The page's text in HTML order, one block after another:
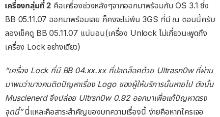
เครื่องกลุ่มที่ 2 คือเครื่องช่วงหลังๆจากออกมาพร้อมกับ OS 3.1 ซึ่ง
BB 05.11.07 ออกมาพร้อมเลย ก็คงจะไม่พ้น 3GS ที่มี ณ ตอนนี้ครับ
ลองเช็คดู BB 05.11.07 แน่นอน(เครื่อง Unlock ไม่เกี่ยวนะพูดถึง
เครื่อง Lock อย่างเดียว)
“เครื่อง Lock ที่มี BB 04.xx.xx ที่ปลดล็อคด้วย Ultrasn0w ที่ผ่าน
มาพบว่าบางคนติดปัญหาเรื่อง Logo ของผู้ให้บริการนั้นหายไป ดังนั้น
Musclenerd จึงปล่อย Ultrsn0w 0.92 ออกมาเพื่อแก้ปัญหาตรง
จุดนี้”นี่แหละคือสาระสำคัญของบทความเรื่องนี้ ง่ายคือหากใครเจอ